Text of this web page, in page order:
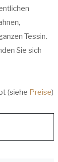
Tessin.
Sie sich
(siehe Preise)